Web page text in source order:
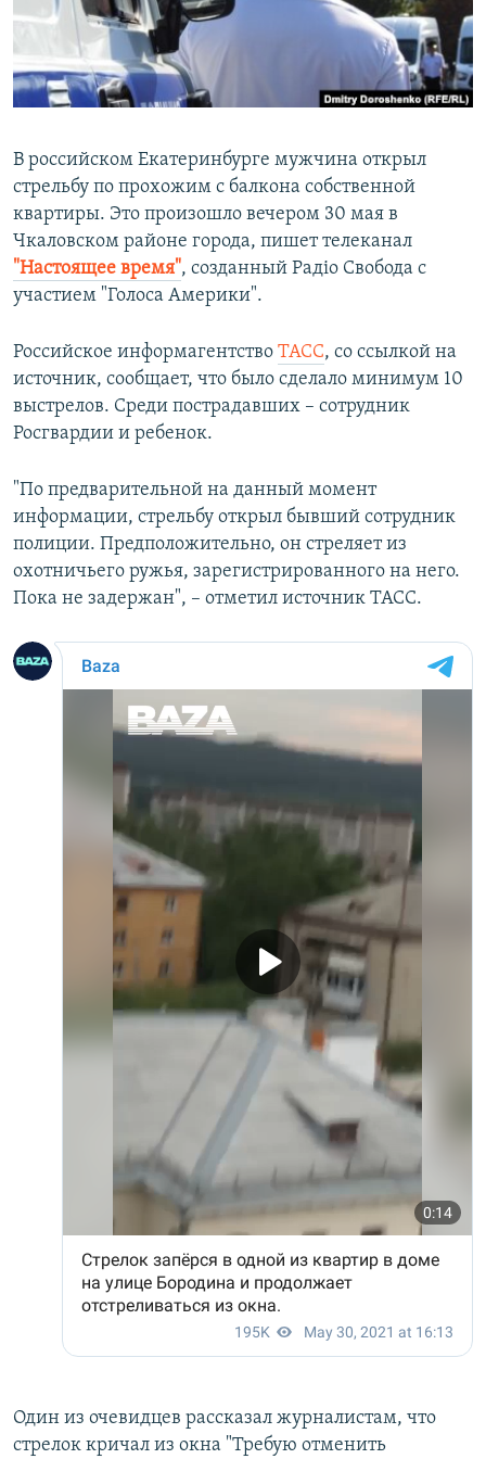
ПОБЕДИТЕЛЕЙ НЕ СУДЯТ?
КРЫМ.НЕПОКОРЕННЫЙ
ELIFBE
ПРИСОЕДИНЯЙТЕСЬ!
Все сайты RFE/RL
В российском Екатеринбурге мужчина открыл
стрельбу по прохожим с балкона собственной
квартиры. Это произошло вечером 30 мая в
Чкаловском районе города, пишет телеканал
"Настоящее время", созданный Радіо Свобода с
участием "Голоса Америки".
Российское информагентство ТАСС, со ссылкой на
источник, сообщает, что было сделало минимум 10
выстрелов. Среди пострадавших – сотрудник
Росгвардии и ребенок.
"По предварительной на данный момент
информации, стрельбу открыл бывший сотрудник
полиции. Предположительно, он стреляет из
охотничьего ружья, зарегистрированного на него.
Пока не задержан", – отметил источник ТАСС.
Один из очевидцев рассказал журналистам, что
стрелок кричал из окна "Требую отменить